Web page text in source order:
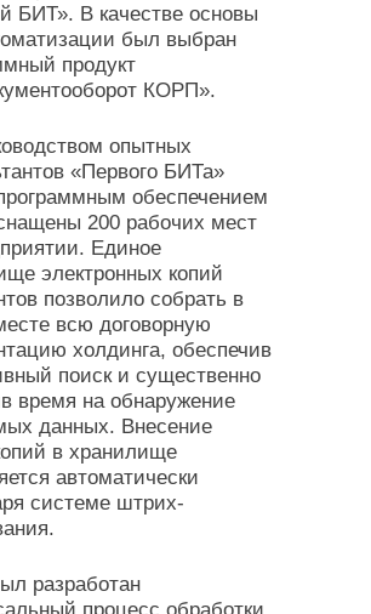
БИТ». В качестве основы
был выбран
продукт
КОРП».
опытных
«Первого БИТа»
обеспечением
200 рабочих мест
Единое
электронных копий
позволило собрать в
всю договорную
холдинга, обеспечив
поиск и существенно
время на обнаружение
данных. Внесение
в хранилище
автоматически
системе штрих-
разработан